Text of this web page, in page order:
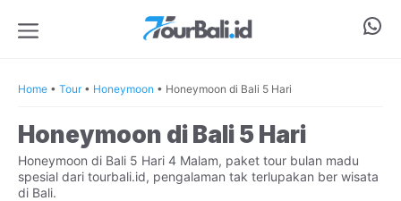
Home • Tour• Honeymoon • Honeymoon di Bali 5 Hari
Honeymoon di Bali 5 Hari
Honeymoon di Bali 5 Hari 4 Malam, paket tour bulan madu
spesial dari tourbali.id, pengalaman tak terlupakan ber wisata
di Bali.